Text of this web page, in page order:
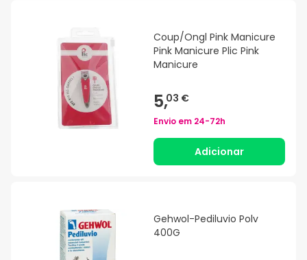
Coup/Ongl Pink Manicure
Pink Manicure Plic Pink
Manicure
5,03 €
Envio em 24-72h
Adicionar
Gehwol-Pediluvio Polv
400G